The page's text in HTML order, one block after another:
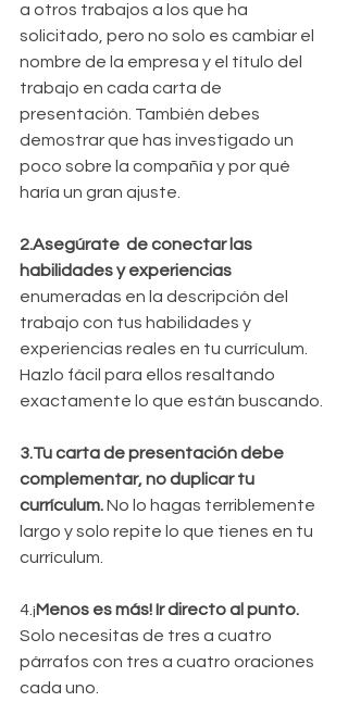
a otros trabajos a los que ha
solicitado, pero no solo es cambiar el
nombre de la empresa y el título del
trabajo en cada carta de
presentación. También debes
demostrar que has investigado un
poco sobre la compañía y por qué
haría un gran ajuste.
2.Asegúrate  de conectar las
habilidades y experiencias
enumeradas en la descripción del
trabajo con tus habilidades y
experiencias reales en tu currículum.
Hazlo fácil para ellos resaltando
exactamente lo que están buscando.
3.Tu carta de presentación debe
complementar, no duplicar tu
currículum. No lo hagas terriblemente
largo y solo repite lo que tienes en tu
currículum.
4.¡Menos es más! Ir directo al punto.
Solo necesitas de tres a cuatro
párrafos con tres a cuatro oraciones
cada uno.